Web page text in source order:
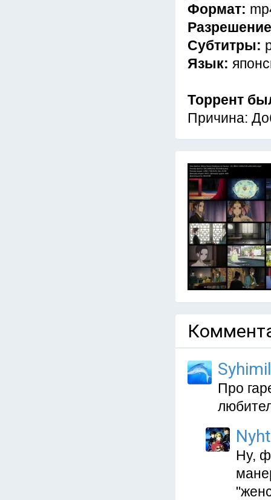
Формат:
Субтитры:
Язык:
Торрент
Причина:
Про
Nyht
Ну,